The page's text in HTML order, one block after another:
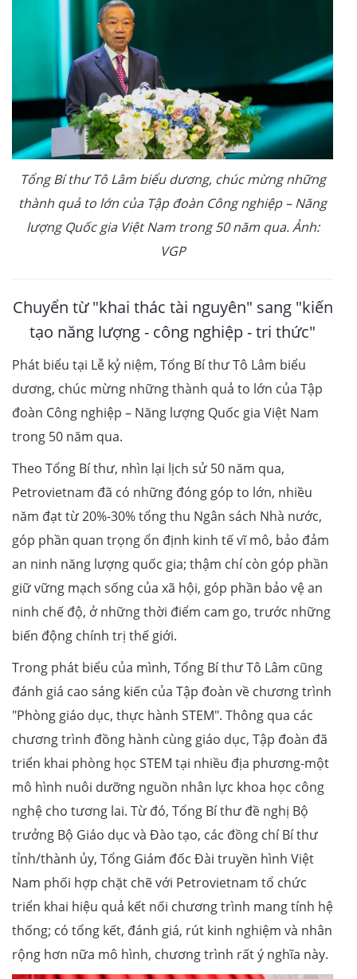
Tổng Bí thư Tô Lâm biểu dương, chúc mừng những
thành quả to lớn của Tập đoàn Công nghiệp – Năng
lượng Quốc gia Việt Nam trong 50 năm qua. Ảnh:
VGP
Chuyển từ "khai thác tài nguyên" sang "kiến
tạo năng lượng - công nghiệp - tri thức"
Phát biểu tại Lễ kỷ niệm, Tổng Bí thư Tô Lâm biểu
dương, chúc mừng những thành quả to lớn của Tập
đoàn Công nghiệp – Năng lượng Quốc gia Việt Nam
trong 50 năm qua.
Theo Tổng Bí thư, nhìn lại lịch sử 50 năm qua,
Petrovietnam đã có những đóng góp to lớn, nhiều
năm đạt từ 20%-30% tổng thu Ngân sách Nhà nước,
góp phần quan trọng ổn định kinh tế vĩ mô, bảo đảm
an ninh năng lượng quốc gia; thậm chí còn góp phần
giữ vững mạch sống của xã hội, góp phần bảo vệ an
ninh chế độ, ở những thời điểm cam go, trước những
biến động chính trị thế giới.
Trong phát biểu của mình, Tổng Bí thư Tô Lâm cũng
đánh giá cao sáng kiến của Tập đoàn về chương trình
"Phòng giáo dục, thực hành STEM". Thông qua các
chương trình đồng hành cùng giáo dục, Tập đoàn đã
triển khai phòng học STEM tại nhiều địa phương-một
mô hình nuôi dưỡng nguồn nhân lực khoa học công
nghệ cho tương lai. Từ đó, Tổng Bí thư đề nghị Bộ
trưởng Bộ Giáo dục và Đào tạo, các đồng chí Bí thư
tỉnh/thành ủy, Tổng Giám đốc Đài truyền hình Việt
Nam phối hợp chặt chẽ với Petrovietnam tổ chức
triển khai hiệu quả kết nối chương trình mang tính hệ
thống; có tổng kết, đánh giá, rút kinh nghiệm và nhân
rộng hơn nữa mô hình, chương trình rất ý nghĩa này.